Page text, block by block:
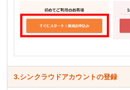
3.シンクラウドアカウントの登録